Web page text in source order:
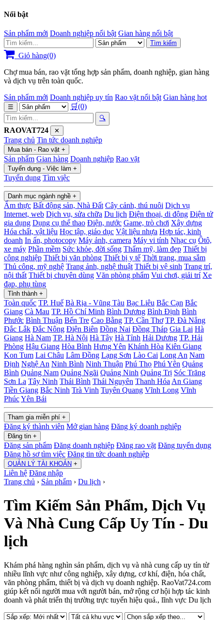
Nổi bật
Sản phẩm mới Doanh nghiệp nổi bật Gian hàng nổi bật
Tìm kiếm
Giỏ hàng(0)
Chợ mua bán, rao vặt tổng hợp sản phẩm, doanh nghiệp, gian hàng
và dịch vụ trên toàn quốc.
Sản phẩm mới Doanh nghiệp uy tín Rao vặt nổi bật Gian hàng hot
☰ 🛒(0)
🔍
RAOVAT724 ✕
Trang chủ Tin tức doanh nghiệp
Mua bán - Rao vặt +
Sản phẩm Gian hàng Doanh nghiệp Rao vặt
Tuyển dụng - Việc làm +
Tuyển dụng Tìm việc
Danh mục ngành nghề +
Ẩm thực Bất động sản, Nhà Đất Cây cảnh, thú nuôi Dịch vụ
Internet, web Dịch vụ, sửa chữa Du lịch Điện thoại, di động Điện tử
gia dụng Dụng cụ thể thao Điện, nước Game, trò chơi Xây dựng
Hóa chất, vật liệu Học tập, giáo dục Vật liệu nhựa Hợp tác, kinh
doanh In ấn, photocopy Máy ảnh, camera Máy vi tính Nhạc cụ Ôtô,
xe máy Phần mềm Sức khỏe, đời sống Thẩm mỹ, làm đẹp Thiết bị
công nghiệp Thiết bị văn phòng Thiết bị y tế Thời trang, mua sắm
Thủ công, mỹ nghệ Trang ảnh, nghệ thuật Thiết bị vệ sinh Trang trí,
nội thất Thiết bị chuyên dùng Văn phòng phẩm Vui chơi, giải trí Xe
đạp, phụ tùng
Tỉnh thành +
Toàn quốc TP. Huế Bà Rịa - Vũng Tàu Bạc Liêu Bắc Cạn Bắc
Giang Cà Mau TP. Hồ Chí Minh Bình Dương Bình Định Bình
Phước Bình Thuận Bến Tre Cao Bằng TP. Cần Thơ TP. Đà Nẳng
Đắc Lắk Đắc Nông Điện Biên Đồng Nai Đồng Tháp Gia Lai Hà
Giang Hà Nam TP. Hà Nội Hà Tây Hà Tỉnh Hải Dương TP. Hải
Phòng Hậu Giang Hòa Bình Hưng Yên Khánh Hòa Kiên Giang
Kon Tum Lai Châu Lâm Đồng Lạng Sơn Lào Cai Long An Nam
Định Nghệ An Ninh Bình Ninh Thuận Phú Thọ Phú Yên Quảng
Bình Quảng Nam Quảng Ngãi Quảng Ninh Quảng Trị Sóc Trăng
Sơn La Tây Ninh Thái Bình Thái Nguyên Thanh Hóa An Giang
Tiền Giang Bắc Ninh Trà Vinh Tuyên Quang Vĩnh Long Vĩnh
PhúcYên Bái
Tham gia miễn phí +
Đăng ký thành viên Mở gian hàng Đăng ký doanh nghiệp
Đăng tin +
Đăng sản phẩm Đăng doanh nghiệp Đăng rao vặt Đăng tuyển dụng
Đăng hồ sơ tìm việc Đăng tin tức doanh nghiệp
QUẢN LÝ TÀI KHOẢN +
Liên hệ Đăng nhập
Trang chủ › Sản phẩm › Du lịch ›
Tìm Kiếm Sản Phẩm, Dịch Vụ
Và Nhà Cung Cấp Uy Tín - Du
lịch
Khám phá hàng nghìn sản phẩm, dịch vụ và nhà cung cấp uy tín từ
nhiều lĩnh vực như công nghiệp, xây dựng, cơ khí, điện, hóa chất,
văn phòng phẩm, thiết bị và dịch vụ doanh nghiệp. RaoVat724.com
giúp kết nối người mua với người bán, mở rộng cơ hội hợp tác kinh
doanh và phát triển thị trường trực tuyến hiệu quả., lĩnh vực Du lịch